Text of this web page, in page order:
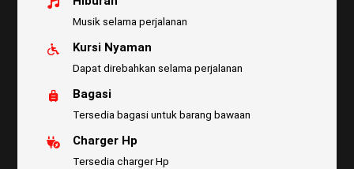
Musik selama perjalanan
Kursi Nyaman
Dapat direbahkan selama perjalanan
Bagasi
Tersedia bagasi untuk barang bawaan
Charger Hp
Tersedia charger Hp